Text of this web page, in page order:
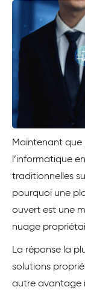
Maintenant que
l’informatique
traditionnelles
pourquoi une
ouvert est une
nuage
La réponse la
solutions
autre avantage